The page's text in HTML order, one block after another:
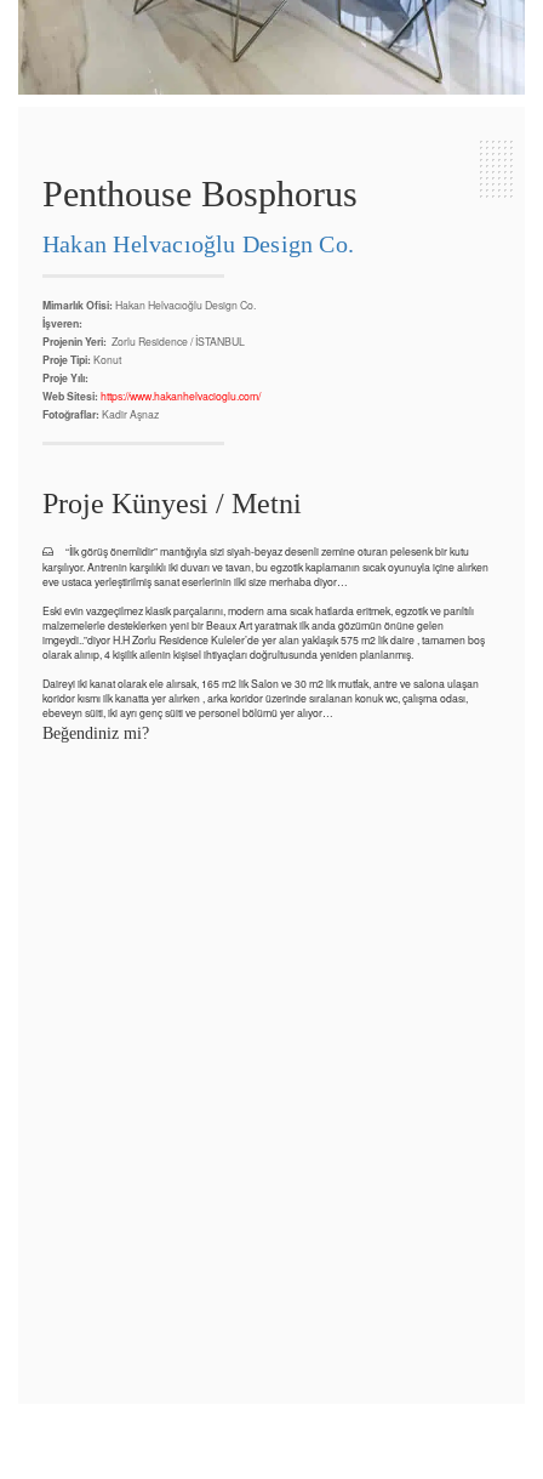
Penthouse Bosphorus
Hakan Helvacıoğlu Design Co.
Mimarlık Ofisi: Hakan Helvacıoğlu Design Co.
İşveren:
Projenin Yeri: Zorlu Residence / İSTANBUL
Proje Tipi: Konut
Proje Yılı:
Web Sitesi: https://www.hakanhelvacioglu.com/
Fotoğraflar: Kadir Aşnaz
Proje Künyesi / Metni
“İlk görüş önemlidir” mantığıyla sizi siyah-beyaz desenli zemine oturan pelesenk bir kutu
karşılıyor. Antrenin karşılıklı iki duvarı ve tavan, bu egzotik kaplamanın sıcak oyunuyla içine alırken
eve ustaca yerleştirilmiş sanat eserlerinin ilki size merhaba diyor…
Eski evin vazgeçilmez klasik parçalarını, modern ama sıcak hatlarda eritmek, egzotik ve parıltılı
malzemelerle desteklerken yeni bir Beaux Art yaratmak ilk anda gözümün önüne gelen
imgeydi..”diyor H.H Zorlu Residence Kuleler’de yer alan yaklaşık 575 m2 lik daire , tamamen boş
olarak alınıp, 4 kişilik ailenin kişisel ihtiyaçları doğrultusunda yeniden planlanmış.
Daireyi iki kanat olarak ele alırsak, 165 m2 lik Salon ve 30 m2 lik mutfak, antre ve salona ulaşan
koridor kısmı ilk kanatta yer alırken , arka koridor üzerinde sıralanan konuk wc, çalışma odası,
ebeveyn süiti, iki ayrı genç süiti ve personel bölümü yer alıyor…
Beğendiniz mi?